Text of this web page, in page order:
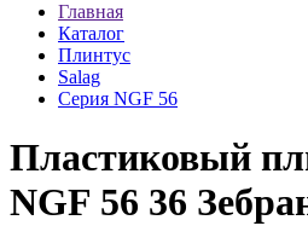
Главная
Каталог
Плинтус
Salag
Серия NGF 56
Пластиковый
NGF 56 36